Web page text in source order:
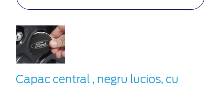
Capac central , negru lucios, cu